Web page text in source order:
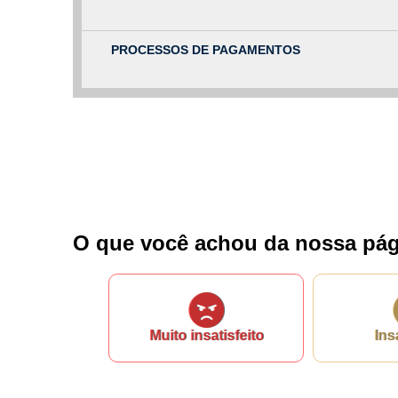
Nome*
Telefone 1*
E-mail*
Ao iniciar um contato, você concorda com aPolítica de
PROCESSOS DE PAGAMENTOS
O que você achou da nossa
Muito insatisfeito